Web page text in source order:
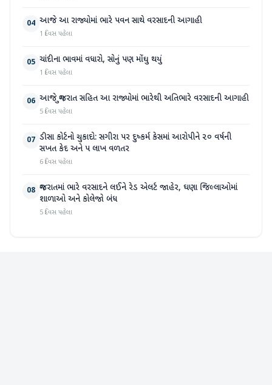
04 આજે આ રાજ્યોમાં ભારે પવન સાથે વરસાદની આગાહી
1 દિવસ પહેલા
05 ચાંદીના ભાવમાં વધારો, સોનું પણ મોંઘુ થયું
1 દિવસ પહેલા
06 આજે ગુજરાત સહિત આ રાજ્યોમાં ભારેથી અતિભારે વરસાદની આગાહી
5 દિવસ પહેલા
07 ડીસા કોર્ટનો ચુકાદો: સગીરા પર દુષ્કર્મ કેસમાં આરોપીને ૨૦ વર્ષની
સખત કેદ અને ૫ લાખ વળતર
6 દિવસ પહેલા
08 ગુજરાતમાં ભારે વરસાદને લઈને રેડ એલર્ટ જાહેર, ઘણા જિલ્લાઓમાં
શાળાઓ અને કોલેજો બંધ
5 દિવસ પહેલા